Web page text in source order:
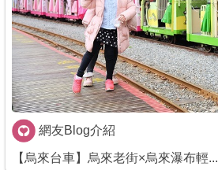
網友Blog介紹
【烏來台車】烏來老街×烏來瀑布輕...